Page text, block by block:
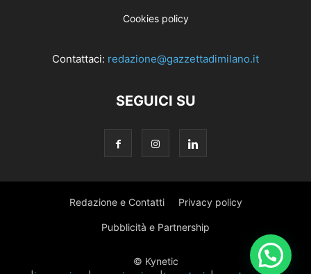
Cookies policy
Contattaci: redazione@gazzettadimilano.it
SEGUICI SU
Redazione e Contatti Privacy policy
Pubblicità e Partnership
© Kynetic